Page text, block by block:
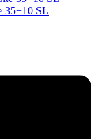
35+10 SL